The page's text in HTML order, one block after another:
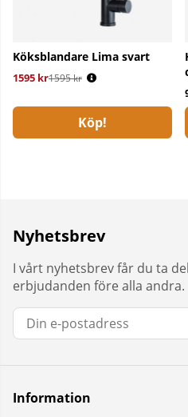
Köksblandare Lima svart
1595 kr
Ordinarie pris:
1595 kr
Köp!
Nyhetsbrev
I vårt nyhetsbrev får du ta
erbjudanden före alla andra.
Information